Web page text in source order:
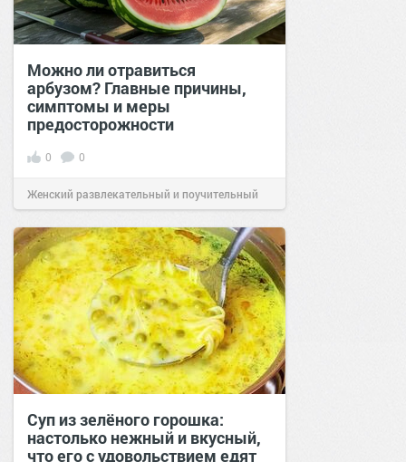
Можно ли отравиться
арбузом? Главные причины,
симптомы и меры
предосторожности
0 0
Женский развлекательный и поучительный
сайт.23:4206 авг 2026
Суп из зелёного горошка:
настолько нежный и вкусный,
что его с удовольствием едят